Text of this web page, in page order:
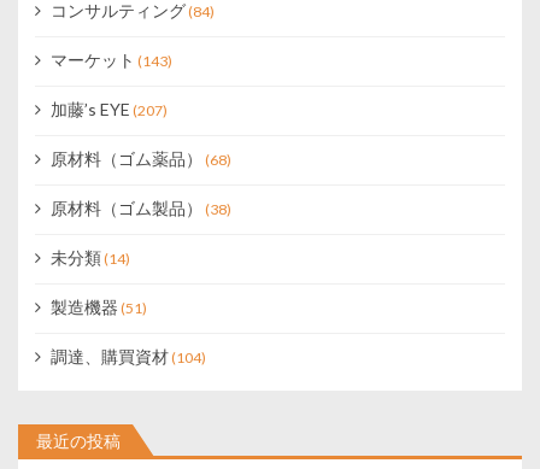
コンサルティング(84)
マーケット (143)
加藤’s EYE (207)
原材料（ゴム薬品） (68)
原材料（ゴム製品） (38)
未分類(14)
製造機器 (51)
調達、購買資材(104)
最近の投稿